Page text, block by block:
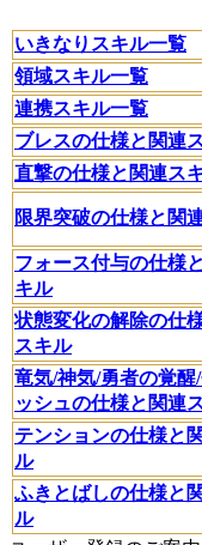
いきなりスキル一覧
領域スキル一覧
連携スキル一覧
ブレスの仕様と関連
直撃の仕様と関連ス
限界突破の仕様と関
フォース付与の仕様
キル
状態変化の解除の仕
スキル
竜気/神気/勇者の覚醒
ッシュの仕様と関連
テンションの仕様と
ル
ふきとばしの仕様と
ル